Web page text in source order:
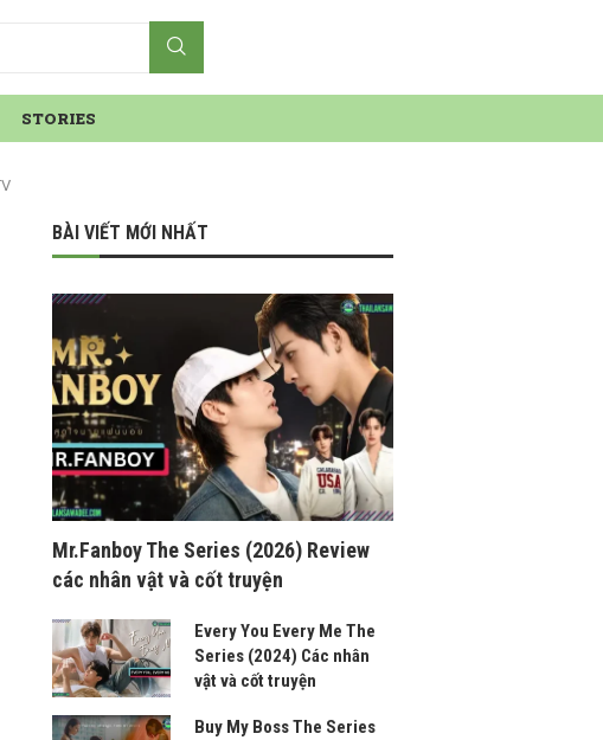
STORIES
BÀI VIẾT MỚI NHẤT
Mr.Fanboy The Series (2026) Review
các nhân vật và cốt truyện
Every You Every Me The
Series (2024) Các nhân
vật và cốt truyện
Buy My Boss The Series